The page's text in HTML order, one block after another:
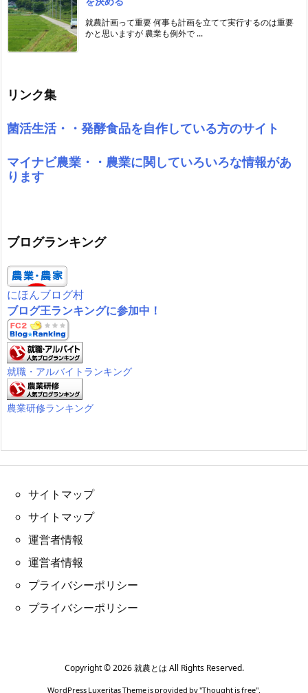
就農計画って重要 何事も計画を立てて実行するのは重要
かと思いますが 農業も例外で ...
リンク集
菌活生活・・発酵食品を自作している方のサイト
マイナビ農業・・農業に関していろいろな情報があ
ります
ブログランキング
にほんブログ村
ブログ王ランキングに参加中！
就職・アルバイトランキング
農業研修ランキング
サイトマップ
サイトマップ
運営者情報
運営者情報
プライバシーポリシー
プライバシーポリシー
Copyright ©2026 就農とは All Rights Reserved.
WordPress Luxeritas Theme is provided by "Thought is free".